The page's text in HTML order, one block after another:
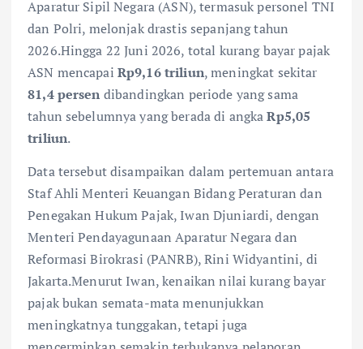
Aparatur Sipil Negara (ASN), termasuk personel TNI
dan Polri, melonjak drastis sepanjang tahun
2026.Hingga 22 Juni 2026, total kurang bayar pajak
ASN mencapai Rp9,16 triliun, meningkat sekitar
81,4 persen dibandingkan periode yang sama
tahun sebelumnya yang berada di angkaRp5,05
triliun.
Data tersebut disampaikan dalam pertemuan antara
Staf Ahli Menteri Keuangan Bidang Peraturan dan
Penegakan Hukum Pajak, Iwan Djuniardi, dengan
Menteri Pendayagunaan Aparatur Negara dan
Reformasi Birokrasi (PANRB), Rini Widyantini, di
Jakarta.Menurut Iwan, kenaikan nilai kurang bayar
pajak bukan semata-mata menunjukkan
meningkatnya tunggakan, tetapi juga